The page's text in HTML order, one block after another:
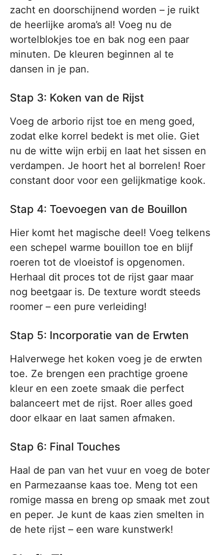
zacht en doorschijnend worden – je ruikt
de heerlijke aroma’s al! Voeg nu de
wortelblokjes toe en bak nog een paar
minuten. De kleuren beginnen al te
dansen in je pan.
Stap 3: Koken van de Rijst
Voeg de arborio rijst toe en meng goed,
zodat elke korrel bedekt is met olie. Giet
nu de witte wijn erbij en laat het sissen en
verdampen. Je hoort het al borrelen! Roer
constant door voor een gelijkmatige kook.
Stap 4: Toevoegen van de Bouillon
Hier komt het magische deel! Voeg telkens
een schepel warme bouillon toe en blijf
roeren tot de vloeistof is opgenomen.
Herhaal dit proces tot de rijst gaar maar
nog beetgaar is. De texture wordt steeds
roomer – een pure verleiding!
Stap 5: Incorporatie van de Erwten
Halverwege het koken voeg je de erwten
toe. Ze brengen een prachtige groene
kleur en een zoete smaak die perfect
balanceert met de rijst. Roer alles goed
door elkaar en laat samen afmaken.
Stap 6: Final Touches
Haal de pan van het vuur en voeg de boter
en Parmezaanse kaas toe. Meng tot een
romige massa en breng op smaak met zout
en peper. Je kunt de kaas zien smelten in
de hete rijst – een ware kunstwerk!